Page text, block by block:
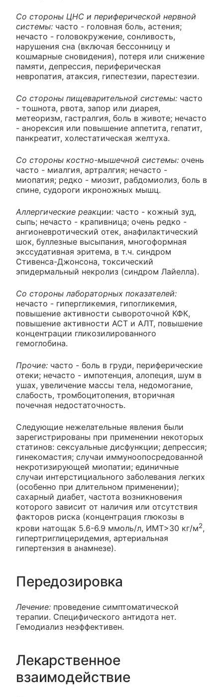
Со стороны ЦНС и периферической нервной
системы: часто - головная боль, астения;
нечасто - головокружение, сонливость,
нарушения сна (включая бессонницу и
кошмарные сновидения), потеря или снижение
памяти, депрессия, периферическая
невропатия, атаксия, гипестезии, парестезии.
Со стороны пищеварительной системы: часто
- тошнота, рвота, запор или диарея,
метеоризм, гастралгия, боль в животе; нечасто
- анорексия или повышение аппетита, гепатит,
панкреатит, холестатическая желтуха.
Со стороны костно-мышечной системы: очень
часто - миалгия, артралгия; нечасто -
миопатия; редко - миозит, рабдомиолиз, боль в
спине, судороги икроножных мышц.
Аллергические реакции: часто - кожный зуд,
сыпь; нечасто - крапивница; очень редко -
ангионевротический отек, анафилактический
шок, буллезные высыпания, многоформная
экссудативная эритема, в т.ч. синдром
Стивенса-Джонсона, токсический
эпидермальный некролиз (синдром Лайелла).
Со стороны лабораторных показателей:
нечасто - гипергликемия, гипогликемия,
повышение активности сывороточной КФК,
повышение активности ACT и АЛТ, повышение
концентрации гликозилированного
гемоглобина.
Прочие: часто - боль в груди, периферические
отеки; нечасто - импотенция, алопеция, шум в
ушах, увеличение массы тела, недомогание,
слабость, тромбоцитопения, вторичная
почечная недостаточность.
Следующие нежелательные явления были
зарегистрированы при применении некоторых
статинов: сексуальные дисфункции; депрессия;
гинекомастия; случаи иммуноопосредованной
некротизирующей миопатии; единичные
случаи интерстициального заболевания легких
(особенно при длительном применении);
сахарный диабет, частота возникновения
которого зависит от наличия или отсутствия
факторов риска (концентрация глюкозы в
крови натощак 5.6-6.9 ммоль/л, ИМТ>30 кг/м2,
гипертриглицеридемия, артериальная
гипертензия в анамнезе).
Передозировка
Лечение: проведение симптоматической
терапии. Специфического антидота нет.
Гемодиализ неэффективен.
Лекарственное
взаимодействие